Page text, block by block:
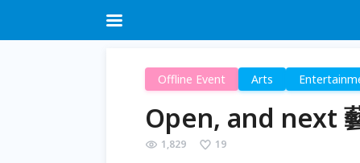
Offline Event Arts
Open, and next
1,829 19